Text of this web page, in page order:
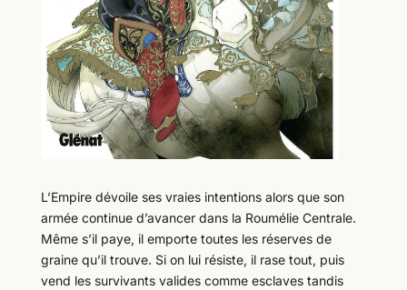
L’Empire dévoile ses vraies intentions alors que son
armée continue d’avancer dans la Roumélie Centrale.
Même s’il paye, il emporte toutes les réserves de
graine qu’il trouve. Si on lui résiste, il rase tout, puis
vend les survivants valides comme esclaves tandis